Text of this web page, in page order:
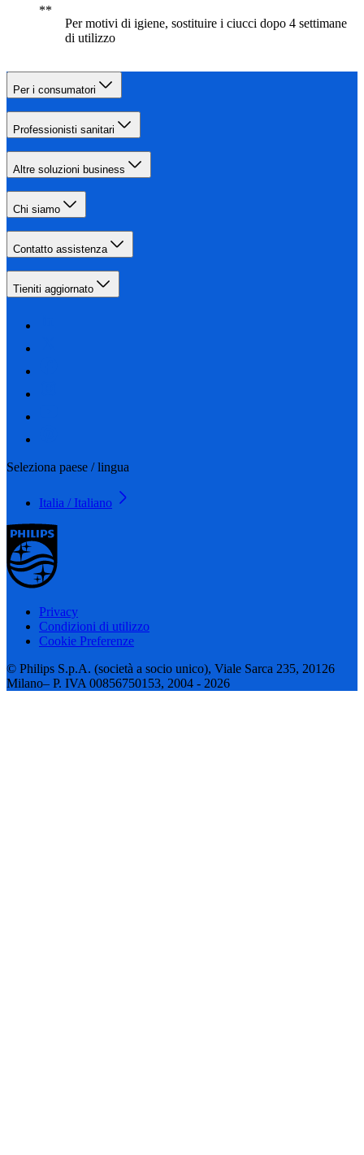
Per motivi di igiene, sostituire i ciucci dopo 4 settimane
di utilizzo
Per i consumatori
Professionisti sanitari
Altre soluzioni business
Chi siamo
Contatto assistenza
Tieniti aggiornato
Seleziona paese / lingua
Italia / Italiano
Privacy
Condizioni di utilizzo
Cookie Preferenze
© Philips S.p.A. (società a socio unico), Viale Sarca 235, 20126
Milano– P. IVA 00856750153, 2004 - 2026